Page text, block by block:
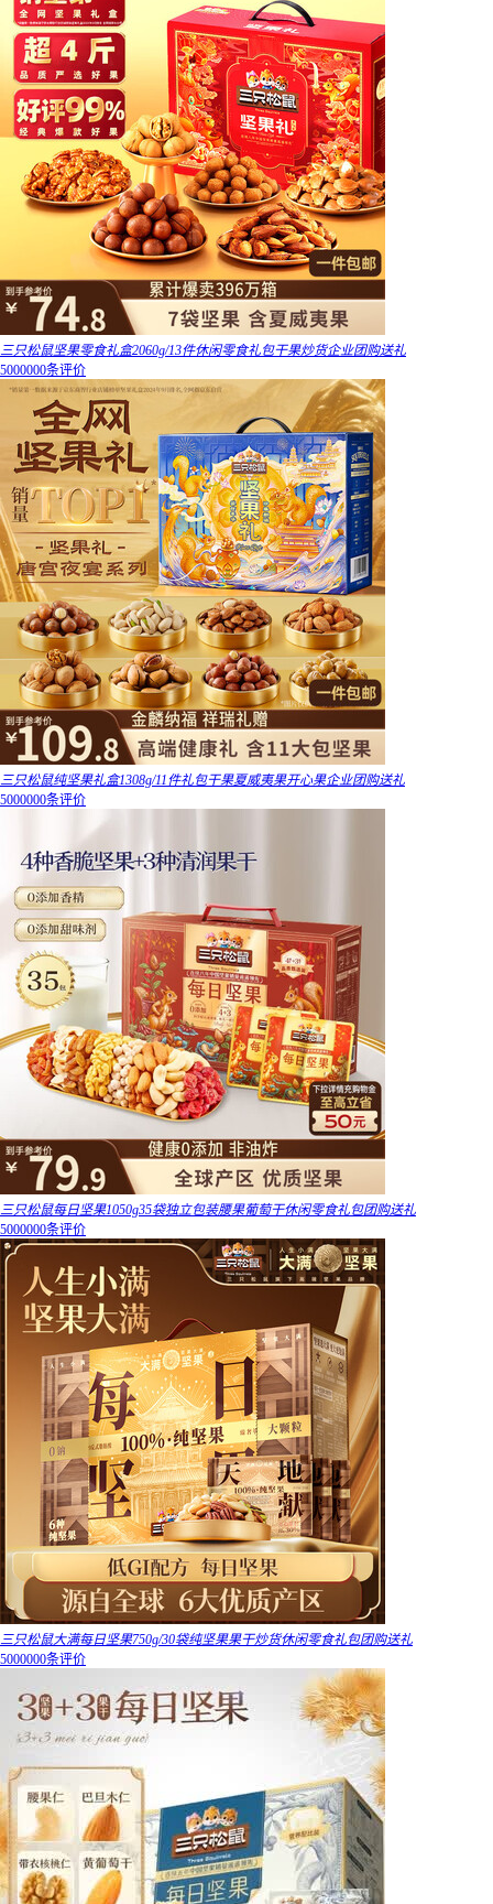
三只松鼠坚果零食礼盒2060g/13件休闲零食礼包干果炒货企业团购送礼
5000000条评价
三只松鼠纯坚果礼盒1308g/11件礼包干果夏威夷果开心果企业团购送礼
5000000条评价
三只松鼠每日坚果1050g35袋独立包装腰果葡萄干休闲零食礼包团购送礼
5000000条评价
三只松鼠大满每日坚果750g/30袋纯坚果果干炒货休闲零食礼包团购送礼
5000000条评价